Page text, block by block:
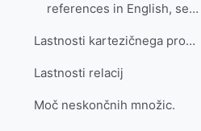
references in English, set cardinality
Lastnosti kartezičnega produkta
Lastnosti relacij
Moč neskončnih množic.